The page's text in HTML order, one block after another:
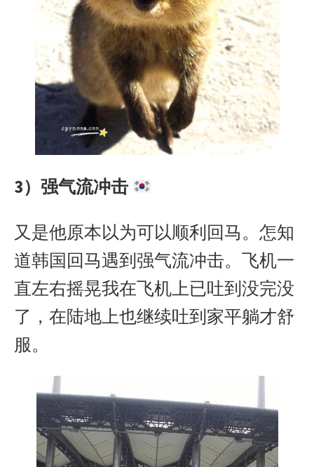
3）强气流冲击
又是他原本以为可以顺利回马。怎知
道韩国回马遇到强气流冲击。飞机一
直左右摇晃我在飞机上已吐到没完没
了，在陆地上也继续吐到家平躺才舒
服。